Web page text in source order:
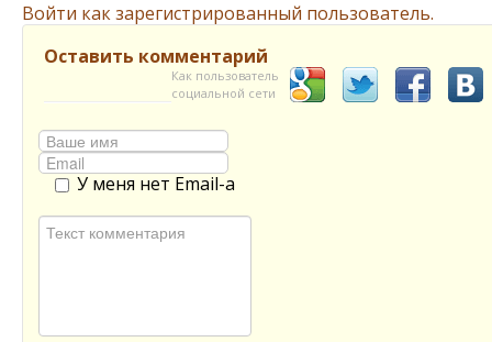
Войти как зарегистрированный пользователь.
Оставить комментарий
Как пользователь
социальной сети
У меня нет Email-а